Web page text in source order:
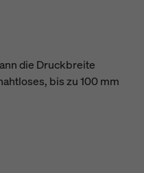
die Druckbreite
bis zu 100 mm